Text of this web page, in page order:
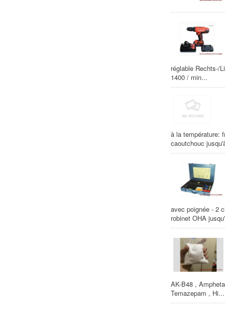
réglable Rechts-/
1400 / min...
à la température:
caoutchouc
avec poignée - 2
robinet OHA
AK-B48 ,
Temazepam , Hi...